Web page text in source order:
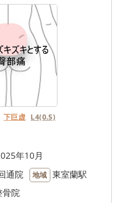
下巨虚 L4(0.5)
年10月
通院 地域 東室蘭駅
骨院